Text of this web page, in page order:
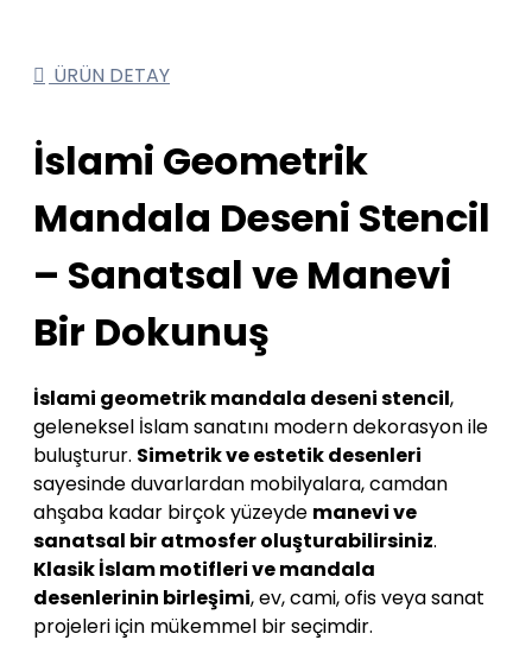
ÜRÜN DETAY
İslami Geometrik
Mandala Deseni Stencil
– Sanatsal ve Manevi
Bir Dokunuş
İslami geometrik mandala deseni stencil,
geleneksel İslam sanatını modern dekorasyon ile
buluşturur. Simetrik ve estetik desenleri
sayesinde duvarlardan mobilyalara, camdan
ahşaba kadar birçok yüzeyde manevi ve
sanatsal bir atmosfer oluşturabilirsiniz.
Klasik İslam motifleri ve mandala
desenlerinin birleşimi, ev, cami, ofis veya sanat
projeleri için mükemmel bir seçimdir.